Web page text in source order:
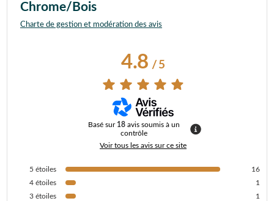
Chrome/Bois
Charte de gestion et modération des avis
4.8/ 5
Basé sur 18 avis soumis à un
contrôle
Voir tous les avis sur ce site
5 étoiles
16
4 étoiles
1
3 étoiles
1